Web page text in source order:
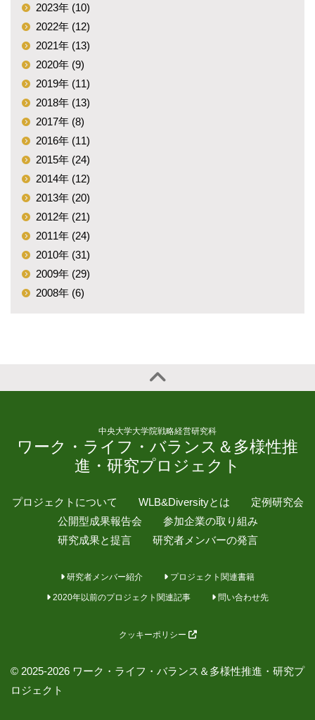
2023年 (10)
2022年 (12)
2021年 (13)
2020年 (9)
2019年 (11)
2018年 (13)
2017年 (8)
2016年 (11)
2015年 (24)
2014年 (12)
2013年 (20)
2012年 (21)
2011年 (24)
2010年 (31)
2009年 (29)
2008年 (6)
中央大学大学院戦略経営研究科
ワーク・ライフ・バランス＆多様性推
進・研究プロジェクト
プロジェクトについて WLB&Diversityとは
定例研究会
公開型成果報告会
参加企業の取り組み
研究成果と提言
研究者メンバーの発言
研究者メンバー紹介 プロジェクト関連書籍
2020年以前のプロジェクト関連記事 問い合わせ先
クッキーポリシー
© 2025-2026 ワーク・ライフ・バランス＆多様性推進・研究プ
ロジェクト